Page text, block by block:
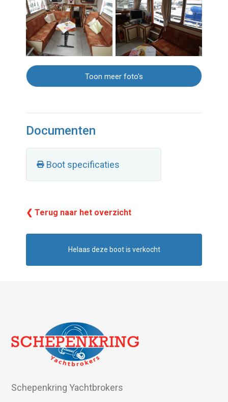
Toon meer foto's
Documenten
Boot specificaties
❮ Terug naar het overzicht
Helaas deze boot is verkocht
Schepenkring Yachtbrokers